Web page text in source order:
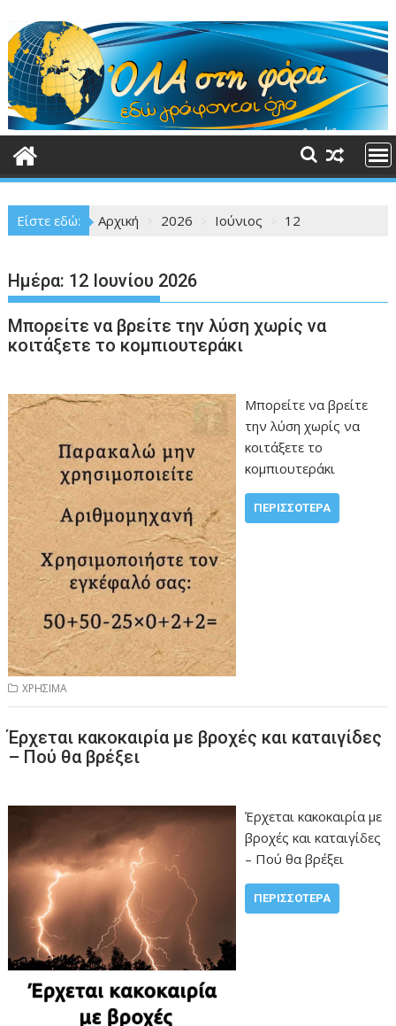
στο
περιεχόμενο
Είστε εδώ: Αρχική 2026 Ιούνιος 12
Ημέρα: 12 Ιουνίου 2026
Μπορείτε να βρείτε την λύση χωρίς να
κοιτάξετε το κομπιουτεράκι
Μπορείτε να βρείτε
την λύση χωρίς να
κοιτάξετε το
κομπιουτεράκι
ΠΕΡΙΣΣΌΤΕΡΑ
ΧΡΗΣΙΜΑ
Έρχεται κακοκαιρία με βροχές και καταιγίδες
– Πού θα βρέξει
Έρχεται κακοκαιρία με
βροχές και καταιγίδες
– Πού θα βρέξει
ΠΕΡΙΣΣΌΤΕΡΑ